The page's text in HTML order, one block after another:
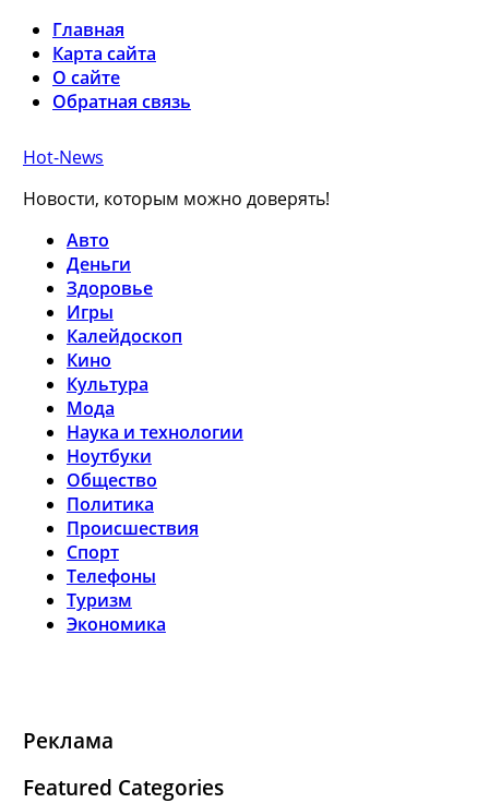
Главная
Карта сайта
О сайте
Обратная связь
Hot-News
Новости, которым можно доверять!
Авто
Деньги
Здоровье
Игры
Калейдоскоп
Кино
Культура
Мода
Наука и технологии
Ноутбуки
Общество
Политика
Происшествия
Спорт
Телефоны
Туризм
Экономика
Реклама
Featured Categories